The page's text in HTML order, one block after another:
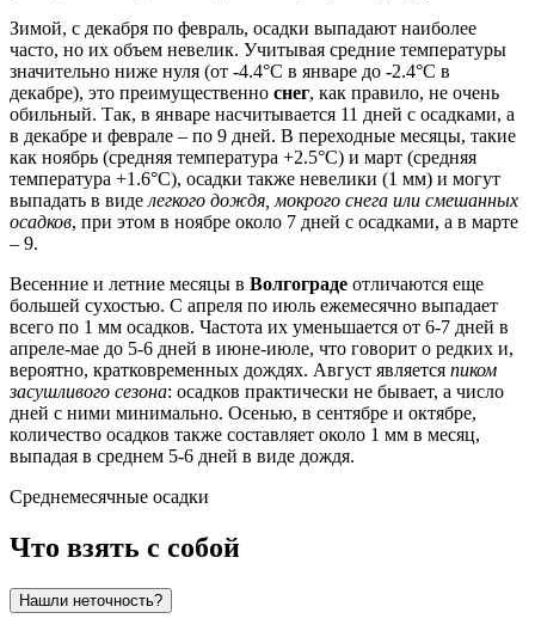
Зимой, с декабря по февраль, осадки выпадают наиболее
часто, но их объем невелик. Учитывая средние температуры
значительно ниже нуля (от -4.4°C в январе до -2.4°C в
декабре), это преимущественно снег, как правило, не очень
обильный. Так, в январе насчитывается 11 дней с осадками, а
в декабре и феврале – по 9 дней. В переходные месяцы, такие
как ноябрь (средняя температура +2.5°C) и март (средняя
температура +1.6°C), осадки также невелики (1 мм) и могут
выпадать в виде легкого дождя, мокрого снега или смешанных
осадков, при этом в ноябре около 7 дней с осадками, а в марте
– 9.
Весенние и летние месяцы в Волгограде отличаются еще
большей сухостью. С апреля по июль ежемесячно выпадает
всего по 1 мм осадков. Частота их уменьшается от 6-7 дней в
апреле-мае до 5-6 дней в июне-июле, что говорит о редких и,
вероятно, кратковременных дождях. Август является пиком
засушливого сезона: осадков практически не бывает, а число
дней с ними минимально. Осенью, в сентябре и октябре,
количество осадков также составляет около 1 мм в месяц,
выпадая в среднем 5-6 дней в виде дождя.
Среднемесячные осадки
Что взять с собой
Нашли неточность?